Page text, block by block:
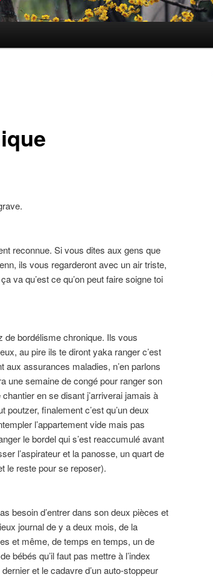
reconnue. Si vous dites aux gens que
ils vous regarderont avec un air triste,
va qu’est ce qu’on peut faire soigne toi
bordélisme chronique. Ils vous
au pire ils te diront yaka ranger c’est
aux assurances maladies, n’en parlons
une semaine de congé pour ranger son
en se disant j’arriverai jamais à
finalement c’est qu’un deux
l’appartement vide mais pas
le bordel qui s’est reaccumulé avant
l’aspirateur et la panosse, un quart de
le reste pour se reposer).
besoin d’entrer dans son deux pièces et
journal de y a deux mois, de la
et même, de temps en temps, un de
bébés qu’il faut pas mettre à l’index
et le cadavre d’un auto-stoppeur